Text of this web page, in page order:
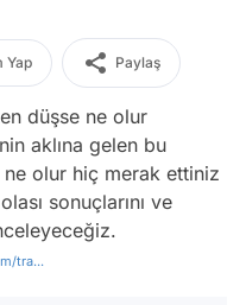
Yap Paylaş
düşse ne olur
aklına gelen bu
olur hiç merak ettiniz
sonuçlarını ve
tra...